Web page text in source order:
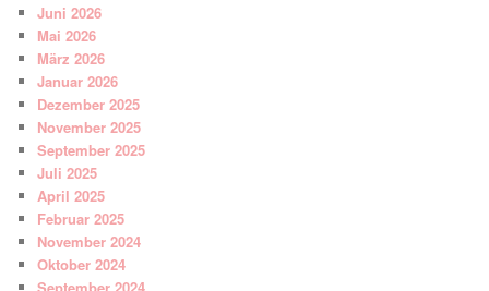
Juni 2026
Mai 2026
März 2026
Januar 2026
Dezember 2025
November 2025
September 2025
Juli 2025
April 2025
Februar 2025
November 2024
Oktober 2024